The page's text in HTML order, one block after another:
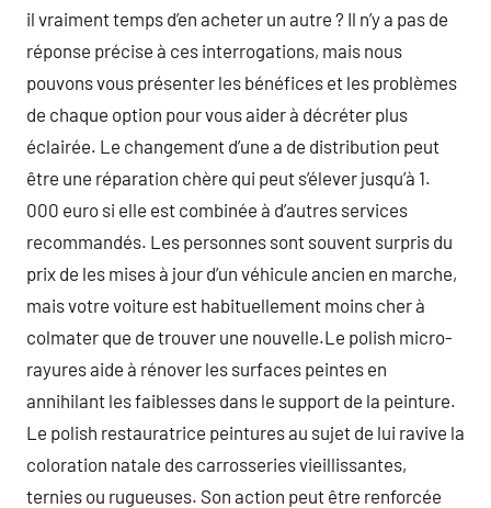
il vraiment temps d’en acheter un autre ? Il n’y a pas de
réponse précise à ces interrogations, mais nous
pouvons vous présenter les bénéfices et les problèmes
de chaque option pour vous aider à décréter plus
éclairée. Le changement d’une a de distribution peut
être une réparation chère qui peut s’élever jusqu’à 1.
000 euro si elle est combinée à d’autres services
recommandés. Les personnes sont souvent surpris du
prix de les mises à jour d’un véhicule ancien en marche,
mais votre voiture est habituellement moins cher à
colmater que de trouver une nouvelle.Le polish micro-
rayures aide à rénover les surfaces peintes en
annihilant les faiblesses dans le support de la peinture.
Le polish restauratrice peintures au sujet de lui ravive la
coloration natale des carrosseries vieillissantes,
ternies ou rugueuses. Son action peut être renforcée